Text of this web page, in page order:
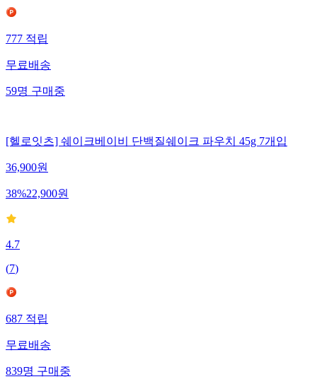
777적립
무료배송
59명구매중
[헬로잇츠] 쉐이크베이비 단백질쉐이크 파우치 45g 7개입
36,900원
38%22,900원
4.7
(7)
687적립
무료배송
839명구매중